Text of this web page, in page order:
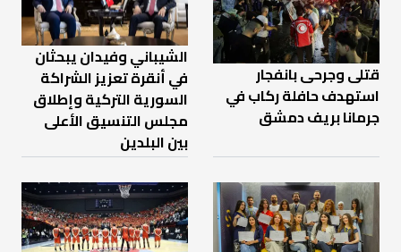
قتلى وجرحى بانفجار
استهدف حافلة ركاب في
جرمانا بريف دمشق
الشيباني وفيدان يبحثان
في أنقرة تعزيز الشراكة
السورية التركية وإطلاق
مجلس التنسيق الأعلى
بين البلدين